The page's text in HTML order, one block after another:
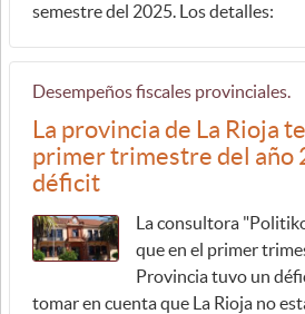
semestre del 2025. Los detalles:
Desempeños fiscales provinciales.
La provincia de La Rioja
primer trimestre del año
déficit
La consultora
que en el primer
Provincia tuvo un
tomar en cuenta que La Rioja no